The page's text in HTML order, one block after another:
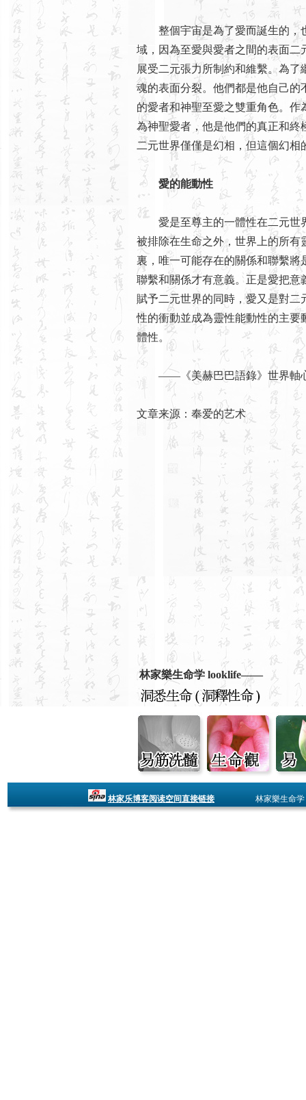
整個宇宙是為了愛而誕生的，
域，因為至愛與愛者之間的表面
展受二元張力所制約和維繫。為
魂的表面分裂。他們都是他自己的
的愛者和神聖至愛之雙重角色。
為神聖愛者，他是他們的真正和
二元世界僅僅是幻相，但這個幻
愛的能動性
愛是至尊主的一體性在二元世
被排除在生命之外，世界上的所
裏，唯一可能存在的關係和聯繫
聯繫和關係才有意義。正是愛把
賦予二元世界的同時，愛又是對
性的衝動並成為靈性能動性的主要
體性。
——《美赫巴巴語錄》世界軸心
文章来源：奉爱的艺术
林家樂生命学 looklife——
林家乐博客阅读空间直接链接林家樂生命学 looklife